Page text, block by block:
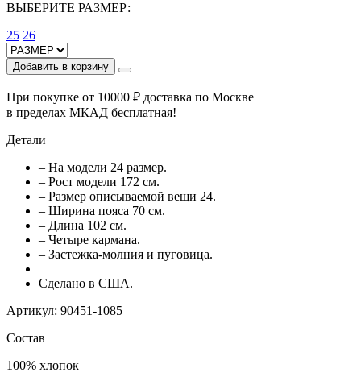
ВЫБЕРИТЕ РАЗМЕР:
25 26
Добавить в корзину
При покупке от 10000 ₽ доставка по Москве
в пределах МКАД бесплатная!
Детали
– На модели 24 размер.
– Рост модели 172 см.
– Размер описываемой вещи 24.
– Ширина пояса 70 см.
– Длина 102 см.
– Четыре кармана.
– Застежка-молния и пуговица.
Сделано в США.
Артикул: 90451-1085
Состав
100% хлопок